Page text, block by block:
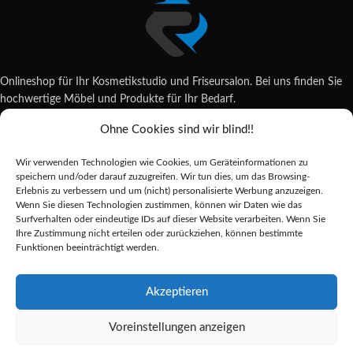
Ohne Cookies sind wir blind!!
Wir verwenden Technologien wie Cookies, um Geräteinformationen zu
speichern und/oder darauf zuzugreifen. Wir tun dies, um das Browsing-
Erlebnis zu verbessern und um (nicht) personalisierte Werbung anzuzeigen.
Wenn Sie diesen Technologien zustimmen, können wir Daten wie das
Surfverhalten oder eindeutige IDs auf dieser Website verarbeiten. Wenn Sie
Ihre Zustimmung nicht erteilen oder zurückziehen, können bestimmte
Funktionen beeinträchtigt werden.
Akzeptieren
Voreinstellungen anzeigen
Onlineshop für Ihr Kosmetikstudio und Friseursalon. Bei uns finden Sie
hochwertige Möbel und Produkte für Ihr Bedarf.
Wildsachsener Str. 6, 65207 Wiesbaden
shop@reda-shop.de
REDA SHOP - Hochwertige Studio Ausstattung
2025.
FARMONA
Alle Preise inkl. der gesetzlichen MwSt.
Die durchgestrichenen Preise entsprechen dem bisherigen Preis in diesem
Online-Shop.